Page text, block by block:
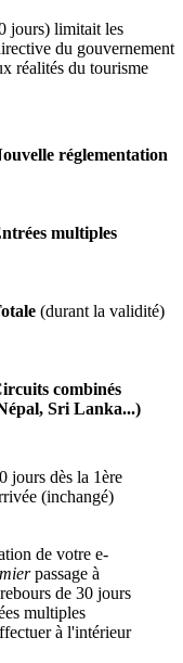
jours) limitait les
du gouvernement
réalités du tourisme
réglementation
multiples
(durant la validité)
combinés
Sri Lanka...)
jours dès la 1ère
(inchangé)
de votre e-
passage à
de 30 jours
multiples
à l'intérieur